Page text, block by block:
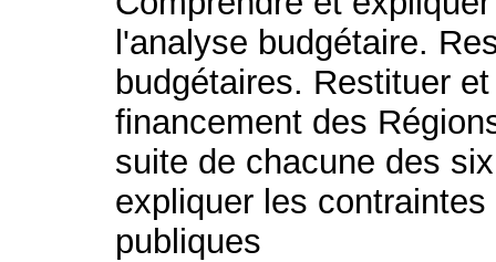
l'analyse budgétaire.
budgétaires. Restituer
financement des
suite de chacune des
expliquer les
publiques